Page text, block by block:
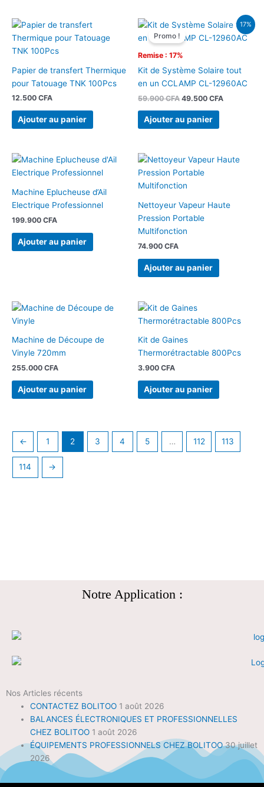
Papier de transfert Thermique
pour Tatouage TNK 100Pcs
12.500 CFA
Ajouter au panier
17%
Remise : 17%
Promo !
Kit de Système Solaire tout
en un CCLAMP CL-12960AC
59.900CFA
Le
prix
initial
59.900 CFA.
49.500 CFA
Le
prix
actuel
Ajouter au panier
Machine Eplucheuse d’Ail
Electrique Professionnel
199.900 CFA
Ajouter au panier
Nettoyeur Vapeur Haute
Pression Portable
Multifonction
74.900 CFA
Ajouter au panier
Machine de Découpe de
Vinyle 720mm
255.000 CFA
Ajouter au panier
Kit de Gaines
Thermorétractable 800Pcs
3.900 CFA
Ajouter au panier
← 1 2 3 4 5 … 112 113
114 →
Notre Application :
Nos Articles récents
CONTACTEZ BOLITOO 1 août 2026
BALANCES ÉLECTRONIQUES ET PROFESSIONNELLES
CHEZ BOLITOO 1 août 2026
ÉQUIPEMENTS PROFESSIONNELS CHEZ BOLITOO 30 juillet
2026